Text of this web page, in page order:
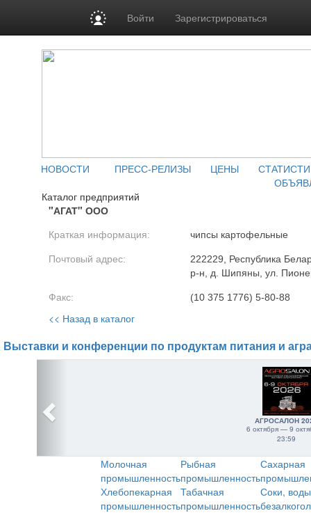
Войти Зарегистрироваться
НОВОСТИ ПРЕСС-РЕЛИЗЫ ЦЕНЫ
Каталог предприятий
"АГАТ" ООО
Краткая информация: чипсы картофельные
Почтовый адрес:
222229, Республика
р-н, д. Шипяны, ул.
Факс: (10 375 1776) 5-80-88
<< Назад в каталог
Выставки и конференции по продуктам питания и
АГРОСАЛОН
6 октября — 9
23:59
Молочная
промышленность
Рыбная
промышленность
Сахарная
Хлебопекарная
промышленность
Табачная
промышленность
Соки,